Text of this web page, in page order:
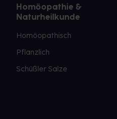
Homöopathie &
Naturheilkunde
Homöopathisch
Pflanzlich
Schüßler Salze